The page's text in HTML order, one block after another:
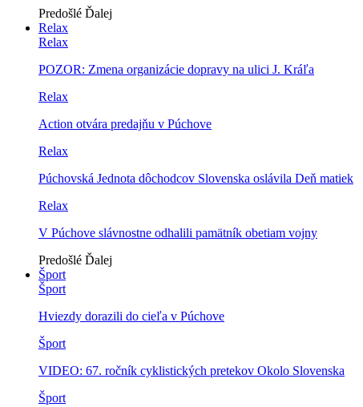
Predošlé Ďalej
Relax
Relax
POZOR: Zmena organizácie dopravy na ulici J. Kráľa
Relax
Action otvára predajňu v Púchove
Relax
Púchovská Jednota dôchodcov Slovenska oslávila Deň matiek
Relax
V Púchove slávnostne odhalili pamätník obetiam vojny
Predošlé Ďalej
Šport
Šport
Hviezdy dorazili do cieľa v Púchove
Šport
VIDEO: 67. ročník cyklistických pretekov Okolo Slovenska
Šport